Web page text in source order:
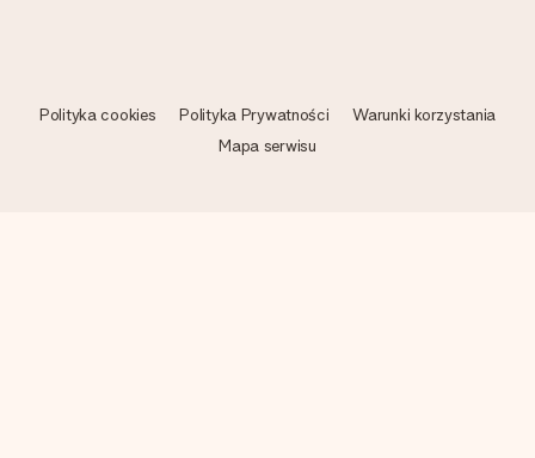
Polityka cookies Polityka Prywatności
Warunki korzystania
Mapa serwisu